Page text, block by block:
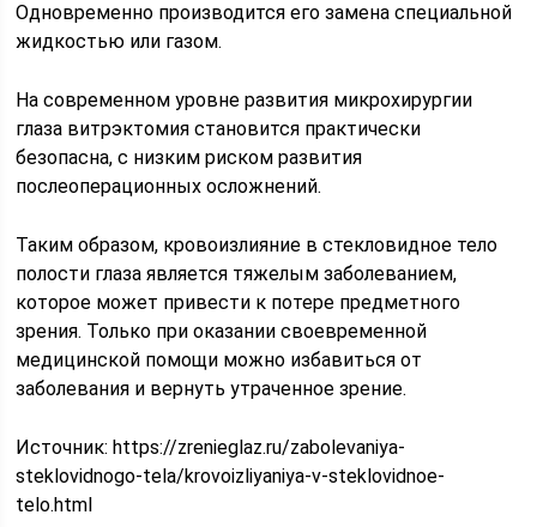
Одновременно производится его замена специальной
жидкостью или газом.
На современном уровне развития микрохирургии
глаза витрэктомия становится практически
безопасна, с низким риском развития
послеоперационных осложнений.
Таким образом, кровоизлияние в стекловидное тело
полости глаза является тяжелым заболеванием,
которое может привести к потере предметного
зрения. Только при оказании своевременной
медицинской помощи можно избавиться от
заболевания и вернуть утраченное зрение.
Источник:https://zrenieglaz.ru/zabolevaniya-
steklovidnogo-tela/krovoizliyaniya-v-steklovidnoe-
telo.html